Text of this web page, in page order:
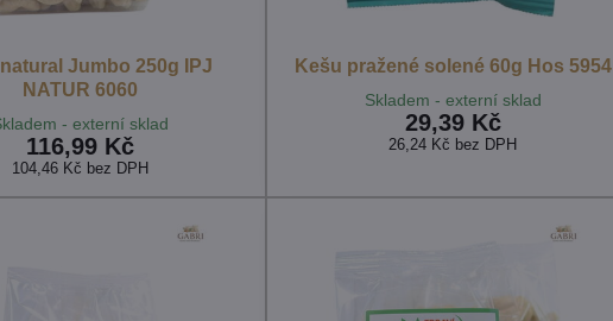
Jumbo 250g IPJ
NATUR 6060
- externí sklad
116,99 Kč
104,46 Kč bez DPH
Kešu pražené solené 60g Hos 5954
Skladem - externí sklad
29,39 Kč
26,24 Kč bez DPH